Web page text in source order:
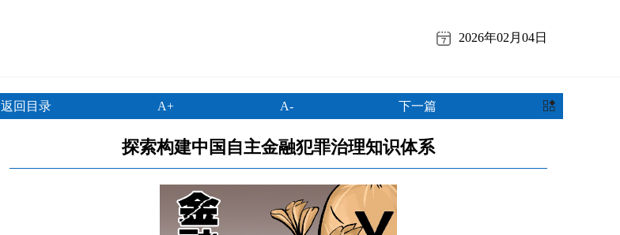
2026年02月04日
返回目录 A+ A- 下一篇
探索构建中国自主金融犯罪治理知识体系